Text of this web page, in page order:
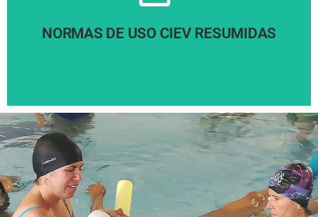
NORMAS DE USO CIEV RESUMIDAS
Pinche aquí